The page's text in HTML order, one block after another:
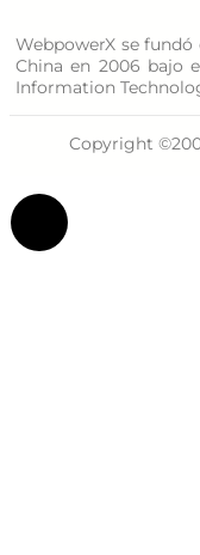
WebpowerX se fundó
China en 2006 bajo
Information
Copyright